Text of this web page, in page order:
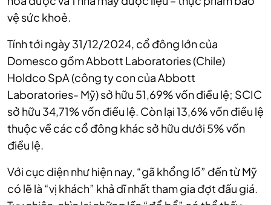
vệ sức khoẻ.
Tính tới ngày 31/12/2024, cổ đông lớn của
Domesco gồm Abbott Laboratories (Chile)
Holdco SpA (công ty con của Abbott
Laboratories- Mỹ) sở hữu 51,69% vốn điều lệ; SCIC
sở hữu 34,71% vốn điều lệ. Còn lại 13,6% vốn điều lệ
thuộc về các cổ đông khác sở hữu dưới 5% vốn
điều lệ.
Với cục diện như hiện nay, “gã khổng lồ” đến từ Mỹ
có lẽ là “vị khách” khả dĩ nhất tham gia đợt đấu giá.